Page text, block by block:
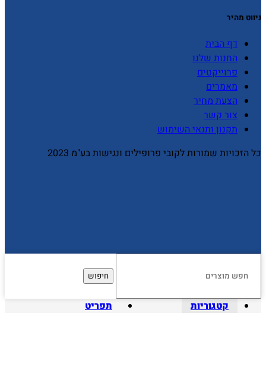
ניווט מהיר
דף הבית
החנות שלנו
פרוייקטים
מאמרים
הצעת מחיר
צור קשר
תקנון ותנאי השימוש
כל הזכויות שמורות לקובי פרופילים ונגישות בע"מ 2023
חיפוש
תפריט קטגוריות